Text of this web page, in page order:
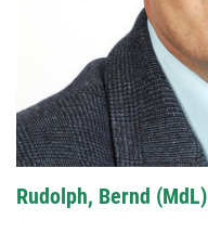
Rudolph, Bernd (MdL)